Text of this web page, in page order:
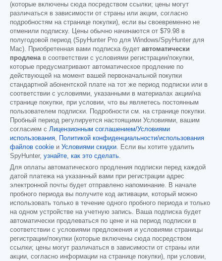
(которые включены сюда посредством ссылки; цены могут
различаться в зависимости от страны или акции, согласно
подробностям на странице покупки), если вы своевременно не
отменили подписку. Цены обычно начинаются от $79.98 в
полугодовой период (SpyHunter Pro для Windows/SpyHunter для
Mac). Приобретенная вами подписка будет автоматически
продлена в соответствии с условиями регистрации/покупки,
которые предусматривают автоматическое продление по
действующей на момент вашей первоначальной покупки
стандартной абонентской плате на тот же период подписки или в
соответствии с условиями, указанными в материалах акции/на
странице покупки, при условии, что вы являетесь постоянным
пользователем подписки. Подробности см. на странице покупки.
Пробный период регулируется настоящими Условиями, вашим
согласием с Лицензионным соглашением/Условиями
использования
Политикой конфиденциальности/использования
файлов cookie и Условиями скидки . Если вы хотите удалить
SpyHunter, узнайте, как это сделать
Для оплаты автоматического продления подписки перед каждой
датой платежа на указанный вами при регистрации адрес
электронной почты будет отправлено напоминание. В начале
пробного периода вы получите код активации, который можно
использовать только в течение одного пробного периода и только
на одном устройстве на учетную запись. Ваша подписка будет
автоматически продлеваться по цене и на период подписки в
соответствии с условиями предложения и условиями страницы
регистрации/покупки (которые включены сюда посредством
ссылки; цены могут различаться в зависимости от страны или
акции, согласно информации на странице покупки), при условии,